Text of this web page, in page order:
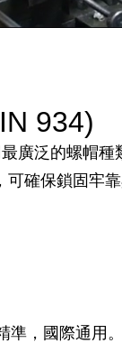
934)
廣泛的螺帽種
確保鎖固牢靠
，國際通用。